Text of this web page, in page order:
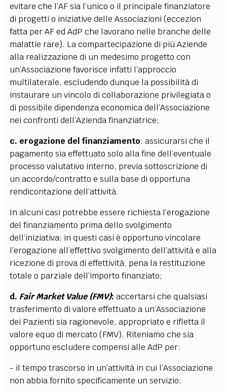
evitare che l’AF sia l’unico o il principale finanziatore
di progetti o iniziative delle Associazioni (eccezion
fatta per AF ed AdP che lavorano nelle branche delle
malattie rare). La compartecipazione di più Aziende
alla realizzazione di un medesimo progetto con
un’Associazione favorisce infatti l’approccio
multilaterale, escludendo dunque la possibilità di
instaurare un vincolo di collaborazione privilegiata o
di possibile dipendenza economica dell’Associazione
nei confronti dell’Azienda finanziatrice;
c. erogazione del finanziamento: assicurarsi che il
pagamento sia effettuato solo alla fine dell’eventuale
processo valutativo interno, previa sottoscrizione di
un accordo/contratto e sulla base di opportuna
rendicontazione dell’attività.
In alcuni casi potrebbe essere richiesta l’erogazione
del finanziamento prima dello svolgimento
dell’iniziativa; in questi casi è opportuno vincolare
l’erogazione all’effettivo svolgimento dell’attività e alla
ricezione di prova di effettività, pena la restituzione
totale o parziale dell’importo finanziato;
d. Fair Market Value (FMV):accertarsi che qualsiasi
trasferimento di valore effettuato a un’Associazione
dei Pazienti sia ragionevole, appropriato e rifletta il
valore equo di mercato (FMV). Riteniamo che sia
opportuno escludere compensi alle AdP per:
- il tempo trascorso in un’attività in cui l’Associazione
non abbia fornito specificamente un servizio;